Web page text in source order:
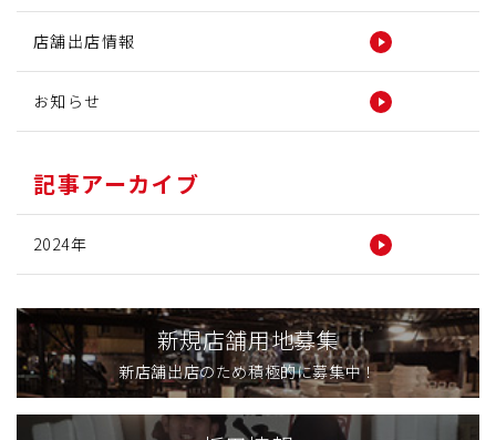
店舗出店情報
お知らせ
記事アーカイブ
2024年
新規店舗用地募集
新店舗出店のため積極的に募集中！